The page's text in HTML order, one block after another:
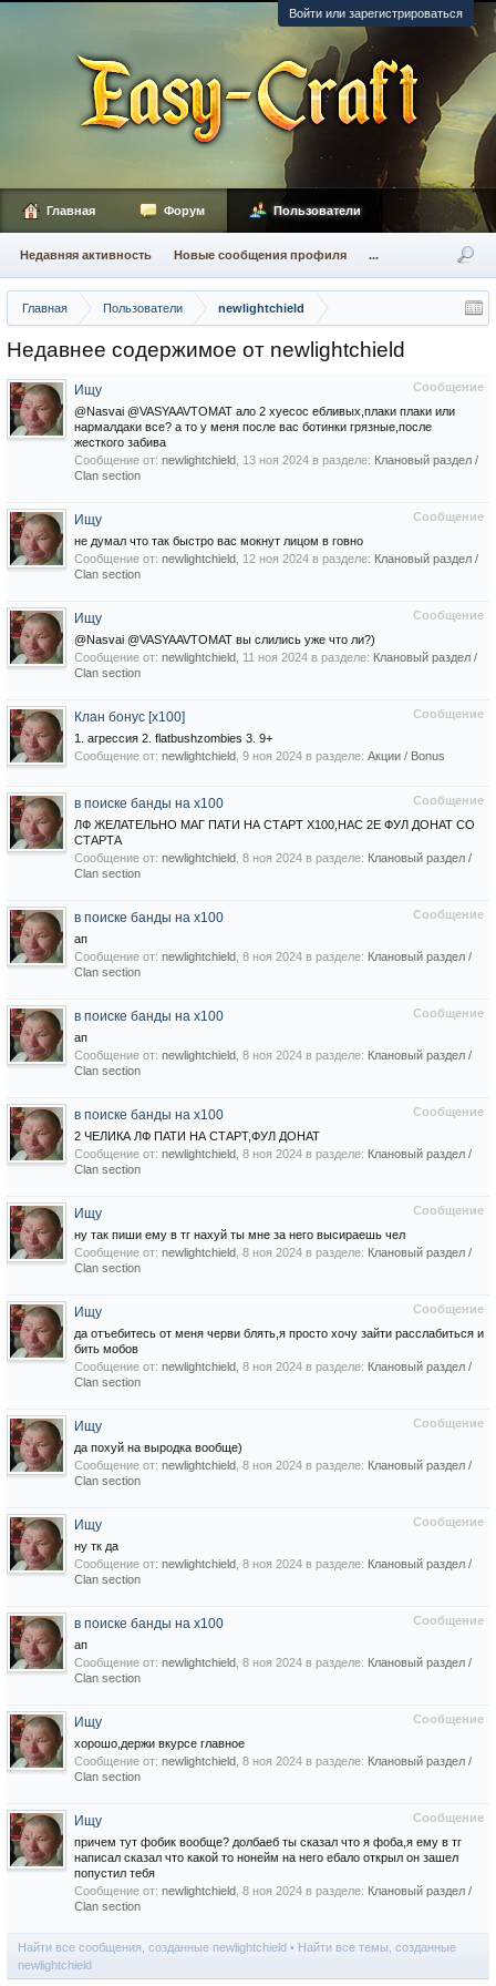
Войти или зарегистрироваться
Главная Пользователи newlightchield
Недавнее содержимое от newlightchield
Сообщение
Ищу
@Nasvai @VASYAAVTOMAT ало 2 хуесос ебливых,плаки плаки или
нармалдаки все? а то у меня после вас ботинки грязные,после
жесткого забива
Сообщение от: newlightchield 13 ноя 2024 в разделе: Клановый раздел /
Сlan section
Сообщение
Ищу
не думал что так быстро вас мокнут лицом в говно
Сообщение от: newlightchield 12 ноя 2024 в разделе: Клановый раздел /
Сlan section
Сообщение
Ищу
@Nasvai @VASYAAVTOMAT вы слились уже что ли?)
Сообщение от: newlightchield 11 ноя 2024 в разделе: Клановый раздел /
Сlan section
Сообщение
Клан бонус [x100]
1. агрессия 2. flatbushzombies 3. 9+
Сообщение от: newlightchield 9 ноя 2024 в разделе: Акции / Bonus
Сообщение
в поиске банды на х100
ЛФ ЖЕЛАТЕЛЬНО МАГ ПАТИ НА СТАРТ Х100,НАС 2Е ФУЛ ДОНАТ СО
СТАРТА
Сообщение от: newlightchield 8 ноя 2024 в разделе: Клановый раздел /
Сlan section
Сообщение
в поиске банды на х100
ап
Сообщение от: newlightchield 8 ноя 2024 в разделе: Клановый раздел /
Сlan section
Сообщение
в поиске банды на х100
ап
Сообщение от: newlightchield 8 ноя 2024 в разделе: Клановый раздел /
Сlan section
Сообщение
в поиске банды на х100
2 ЧЕЛИКА ЛФ ПАТИ НА СТАРТ,ФУЛ ДОНАТ
Сообщение от: newlightchield 8 ноя 2024 в разделе: Клановый раздел /
Сlan section
Сообщение
Ищу
ну так пиши ему в тг нахуй ты мне за него высираешь чел
Сообщение от: newlightchield 8 ноя 2024 в разделе: Клановый раздел /
Сlan section
Сообщение
Ищу
да отъебитесь от меня черви блять,я просто хочу зайти расслабиться и
бить мобов
Сообщение от: newlightchield 8 ноя 2024 в разделе: Клановый раздел /
Сlan section
Сообщение
Ищу
да похуй на выродка вообще)
Сообщение от: newlightchield 8 ноя 2024 в разделе: Клановый раздел /
Сlan section
Сообщение
Ищу
ну тк да
Сообщение от: newlightchield 8 ноя 2024 в разделе: Клановый раздел /
Сlan section
Сообщение
в поиске банды на х100
ап
Сообщение от: newlightchield 8 ноя 2024 в разделе: Клановый раздел /
Сlan section
Сообщение
Ищу
хорошо,держи вкурсе главное
Сообщение от: newlightchield 8 ноя 2024 в разделе: Клановый раздел /
Сlan section
Сообщение
Ищу
причем тут фобик вообще? долбаеб ты сказал что я фоба,я ему в тг
написал сказал что какой то нонейм на него ебало открыл он зашел
попустил тебя
Сообщение от: newlightchield 8 ноя 2024 в разделе: Клановый раздел /
Сlan section
Найти все сообщения, созданные newlightchield
Найти все темы, созданные
newlightchield
Главная Форум Пользователи
Недавняя активность Новые сообщения профиля ...